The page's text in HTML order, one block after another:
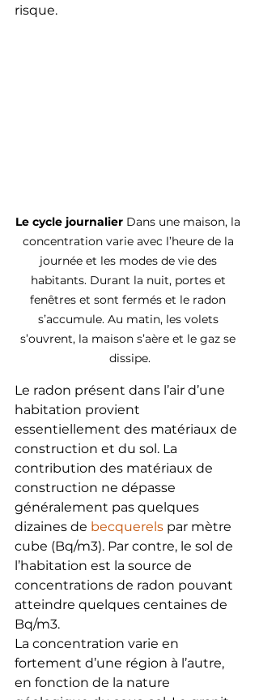
risque.
Le cycle journalier Dans une maison, la
concentration varie avec l’heure de la
journée et les modes de vie des
habitants. Durant la nuit, portes et
fenêtres et sont fermés et le radon
s’accumule. Au matin, les volets
s’ouvrent, la maison s’aère et le gaz se
dissipe.
Le radon présent dans l’air d’une
habitation provient
essentiellement des matériaux de
construction et du sol. La
contribution des matériaux de
construction ne dépasse
généralement pas quelques
dizaines de becquerels par mètre
cube (Bq/m3). Par contre, le sol de
l’habitation est la source de
concentrations de radon pouvant
atteindre quelques centaines de
Bq/m3.
La concentration varie en
fortement d’une région à l’autre,
en fonction de la nature